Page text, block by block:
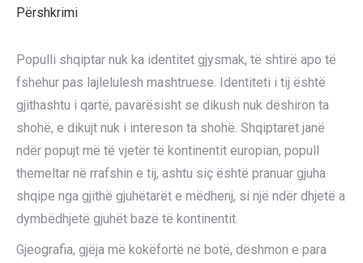
Përshkrimi
Populli shqiptar nuk ka identitet gjysmak, të shtirë apo të
fshehur pas lajlelulesh mashtruese. Identiteti i tij është
gjithashtu i qartë, pavarësisht se dikush nuk dëshiron ta
shohë, e dikujt nuk i intereson ta shohë. Shqiptarët janë
ndër popujt më të vjetër të kontinentit europian, popull
themeltar në rrafshin e tij, ashtu siç është pranuar gjuha
shqipe nga gjithë gjuhëtarët e mëdhenj, si një ndër dhjetë a
dymbëdhjetë gjuhët bazë të kontinentit.
Gjeografia, gjëja më kokëfortë në botë, dëshmon e para